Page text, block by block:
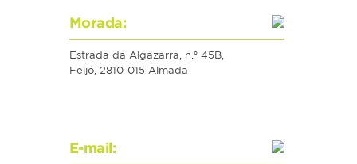
Morada:
Estrada da Algazarra, n.º 45B,
Feijó, 2810-015 Almada
E-mail: